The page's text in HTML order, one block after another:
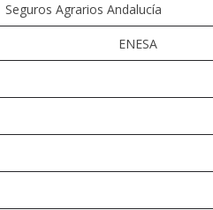
Seguros Agrarios Andalucía
ENESA